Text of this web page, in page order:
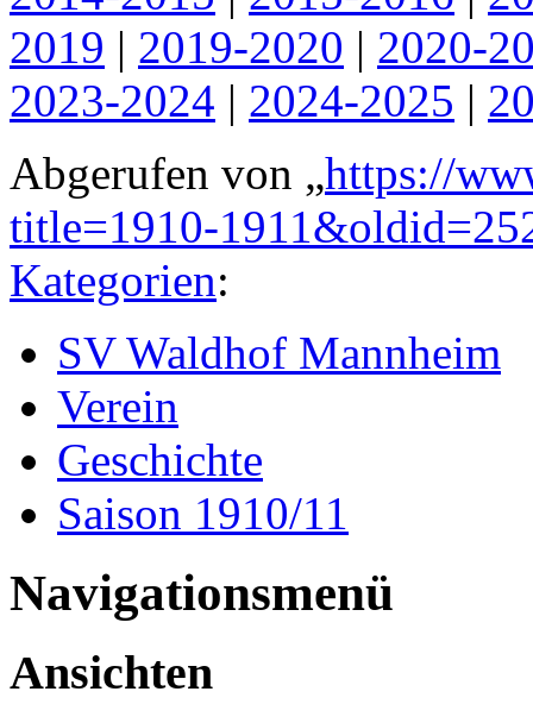
2019 | 2019-2020 | 2020-
2023-2024 | 2024-2025 |
Abgerufen von „https://
title=1910-
Kategorien:
SV Waldhof Mannheim
Verein
Geschichte
Saison 1910/11
Navigationsmenü
Ansichten